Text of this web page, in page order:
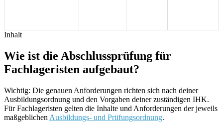
Inhalt
Wie ist die Abschlussprüfung für
Fachlageristen aufgebaut?
Wichtig: Die genauen Anforderungen richten sich nach deiner
Ausbildungsordnung und den Vorgaben deiner zuständigen IHK.
Für Fachlageristen gelten die Inhalte und Anforderungen der jeweils
maßgeblichen Ausbildungs- und Prüfungsordnung.